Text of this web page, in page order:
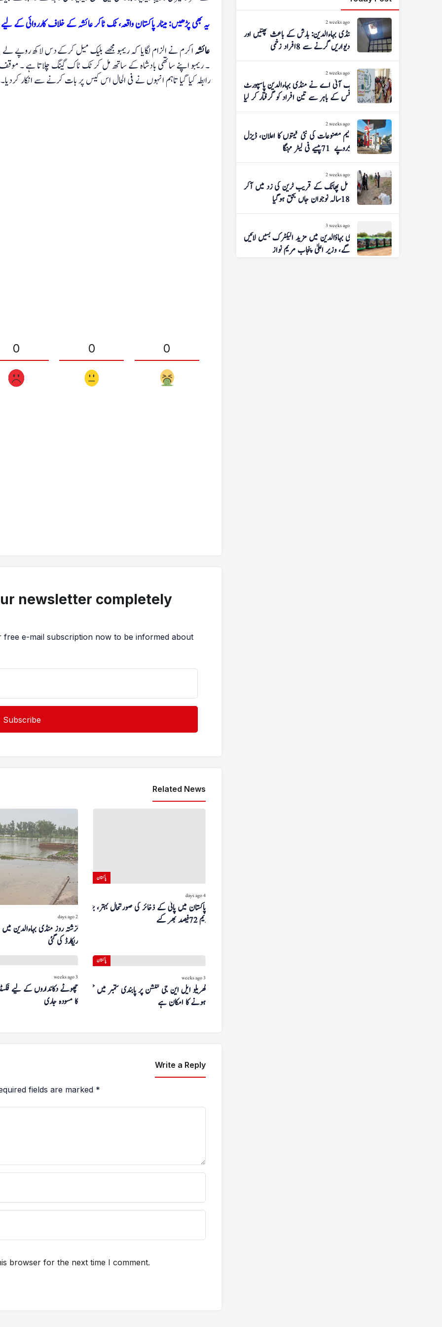
یہ بھی پڑھیں: مینار پاکستان واقعہ، ٹک ٹاکر عائشہ کے خلاف کارروائی کے
عائشہاکرم نے الزام لگایا کہ ریمبو مجھے بلیک میل کرکے دس لاکھ روپے لے
۔ ریمبو اپنے ساتھی بادشاہ کے ساتھ مل کر ٹک ٹاک گینگ چلاتا ہے ۔
رابطہ کیا گیا تاہم انہوں نے فی الحال اس کیس پر بات کرنے سے انکار کردیا۔
0 0 0
newsletter completely
e-mail subscription now to be informed about
Related News
2 days ago
ریکارڈ کی گئی
4 days ago
پاکستان میں پانی کے ذخائر کی صورتحال بہتر، بڑے
ڈیم 72 فیصد بھر گئے
3 weeks ago
چھوٹے دکانداروں کے لیے
کا مسودہ جاری
پاکستان
3 weeks ago
گھریلو ایل این جی کنکشن پر پابندی ستمبر میں ختم
ہونے کا امکان ہے
Write a Reply
fields are marked *
browser for the next time I comment.
2 weeks ago
منڈی بہاءالدین: بارش کے باعث چھتیں اور
دیواریں گرنے سے 8 افراد زخمی
2 weeks ago
ایف آئی اے نے منڈی بہاءالدین پاسپورٹ
آفس کے باہر سے تین افراد کو گرفتار کر لیا
2 weeks ago
پیٹرولیم مصنوعات کی نئی قیمتوں کا اعلان، ڈیزل
5 روپے 71 پیسے فی لیٹر مہنگا
2 weeks ago
شوگر مل پھاٹک کے قریب ٹرین کی زد میں آکر
18 سالہ نوجوان جاں بحق ہوگیا
3 weeks ago
منڈی بہاؤالدین میں مزید الیکٹرک بسیں لائیں
گے، وزیر اعلیٰ پنجاب مریم نواز